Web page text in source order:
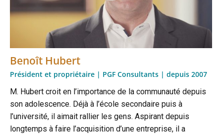
Benoît Hubert
Président et propriétaire | PGF Consultants | depuis 2007
M. Hubert croit en l’importance de la communauté depuis
son adolescence. Déjà à l’école secondaire puis à
l’université, il aimait rallier les gens. Aspirant depuis
longtemps à faire l’acquisition d’une entreprise, il a